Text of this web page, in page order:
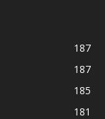
187
187
185
181